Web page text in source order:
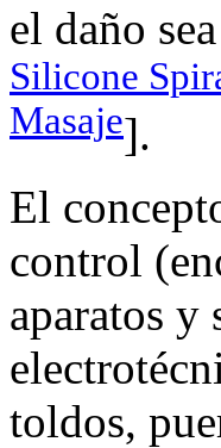
el daño
Silicone
Masaje].
El
control
aparatos y
toldos,